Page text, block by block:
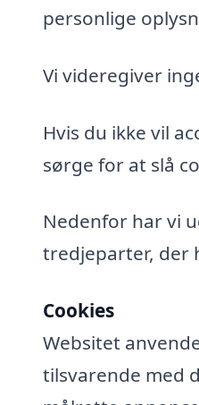
personlige
Vi videregiver
Hvis du ikke vil
sørge for at slå
Nedenfor har vi
tredjeparter, der
Cookies
Websitet
tilsvarende med